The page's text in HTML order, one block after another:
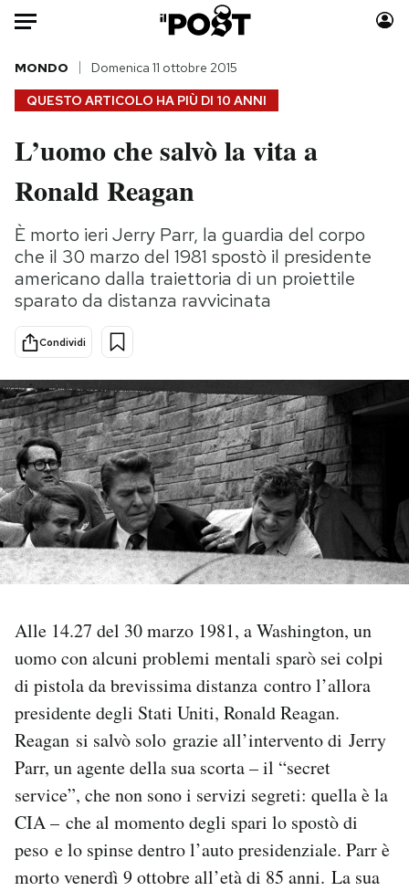
Auto
HOME
Italia
Politica
Tecnologia
Internet
Scienza
Cultura
Economia
Moda
Storie/Idee
Ok Boomer!
Media
Europa
PODCAST
NEWSLETTER
I MIEI PREFERITI
SHOP
CALENDARIO
AREA PERSONALE
Newsletter
Notifiche mobile
Regala il Post
Hai bisogno di aiuto?
QUESTO ARTICOLO HA PIÙ DI 10 ANNI
MONDO Domenica 11 ottobre 2015
L’uomo che salvò la vita a
Ronald Reagan
È morto ieri Jerry Parr, la guardia del corpo
che il 30 marzo del 1981 spostò il presidente
americano dalla traiettoria di un proiettile
sparato da distanza ravvicinata
Condividi
Alle 14.27 del 30 marzo 1981, a Washington, un
uomo con alcuni problemi mentali sparò sei colpi
di pistola da brevissima distanza contro l’allora
presidente degli Stati Uniti, Ronald Reagan.
Reagan si salvò solo grazie all’intervento di Jerry
Parr, un agente della sua scorta – il “secret
service”, che non sono i servizi segreti: quella è la
CIA – che al momento degli spari lo spostò di
peso e lo spinse dentro l’auto presidenziale. Parr è
morto venerdì 9 ottobre all’età di 85 anni. La sua